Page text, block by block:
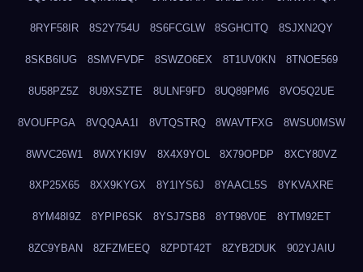
8RYF58IR 8S2Y754U 8S6FCGLW 8SGHCITQ 8SJXN2QY
8SKB6IUG 8SMVFVDF 8SWZO6EX 8T1UV0KN 8TNOE569
8U58PZ5Z 8U9XSZTE 8ULNF9FD 8UQ89PM6 8VO5Q2UE
8VOUFPGA 8VQQAA1I 8VTQSTRQ 8WAVTFXG 8WSU0MSW
8WVC26W1 8WXYKI9V 8X4X9YOL 8X79OPDP 8XCY80VZ
8XP25X65 8XX9KYGX 8Y1IYS6J 8YAACL5S 8YKVAXRE
8YM48I9Z 8YPIP6SK 8YSJ7SB8 8YT98V0E 8YTM92ET
8ZC9YBAN 8ZFZMEEQ 8ZPDT42T 8ZYB2DUK 902YJAIU